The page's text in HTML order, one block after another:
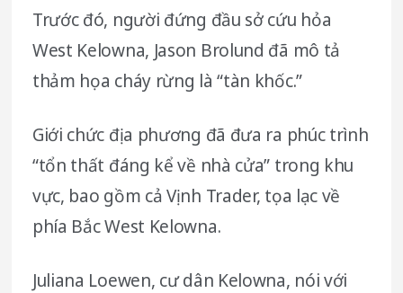
Trước đó, người đứng đầu sở cứu hỏa
West Kelowna, Jason Brolund đã mô tả
thảm họa cháy rừng là “tàn khốc.”
Giới chức địa phương đã đưa ra phúc trình
“tổn thất đáng kể về nhà cửa” trong khu
vực, bao gồm cả Vịnh Trader, tọa lạc về
phía Bắc West Kelowna.
Juliana Loewen, cư dân Kelowna, nói với